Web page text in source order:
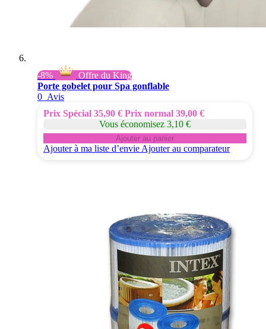
-8%
Offre du King
Porte gobelet pour Spa gonflable
0 Avis
Prix Spécial 35,90 € Prix normal 39,00 €
Vous économisez 3,10 €
Ajouter au panier
Ajouter à ma liste d’envie Ajouter au comparateur